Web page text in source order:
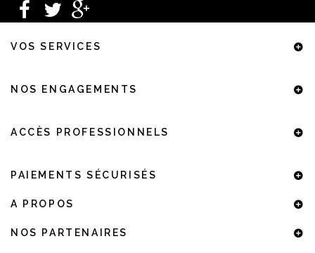
VOS SERVICES
NOS ENGAGEMENTS
ACCÈS PROFESSIONNELS
PAIEMENTS SÉCURISÉS
A PROPOS
NOS PARTENAIRES